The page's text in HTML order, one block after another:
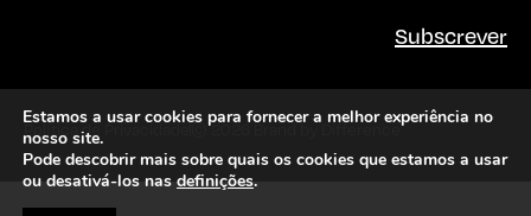
© 2026 Brand by Difference
Estamos a usar cookies para fornecer a melhor experiência no
nosso site.
Pode descobrir mais sobre quais os cookies que estamos a usar
ou desativá-los nas definições.